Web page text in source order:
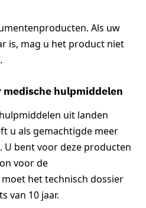
Als uw
is, mag u het product niet
medische hulpmiddelen
uit landen
u als gemachtigde meer
bent voor deze producten
voor de
het technisch dossier
van 10 jaar.